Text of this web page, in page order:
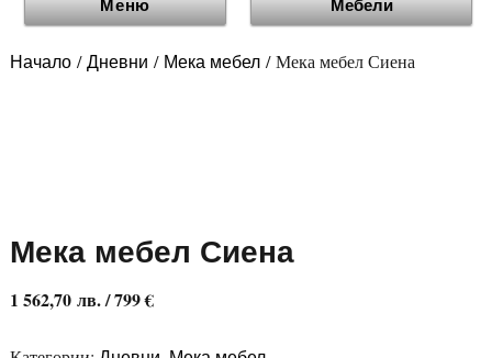
Начало/Дневни / Мека мебел/ Мека мебел Сиена
Мека мебел Сиена
1 562,70 лв./ 799 €